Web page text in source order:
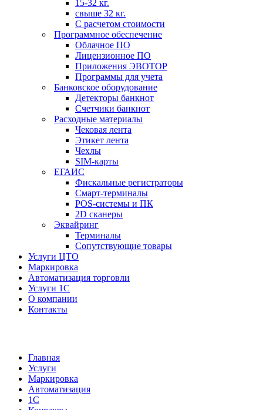
15-32 кг.
свыше 32 кг.
С расчетом стоимости
Программное обеспечение
Облачное ПО
Лицензионное ПО
Приложения ЭВОТОР
Программы для учета
Банковское оборудование
Детекторы банкнот
Счетчики банкнот
Расходные материалы
Чековая лента
Этикет лента
Чехлы
SIM-карты
ЕГАИС
Фискальные регистраторы
Смарт-терминалы
POS-системы и ПК
2D сканеры
Эквайринг
Терминалы
Сопутствующие товары
Услуги ЦТО
Маркировка
Автоматизация торговли
Услуги 1С
О компании
Контакты
Главная
Услуги
Маркировка
Автоматизация
1С